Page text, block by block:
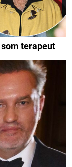
terapeut